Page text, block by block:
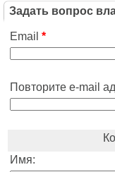
Задать вопрос
Email *
Повторите e-mail
Имя: